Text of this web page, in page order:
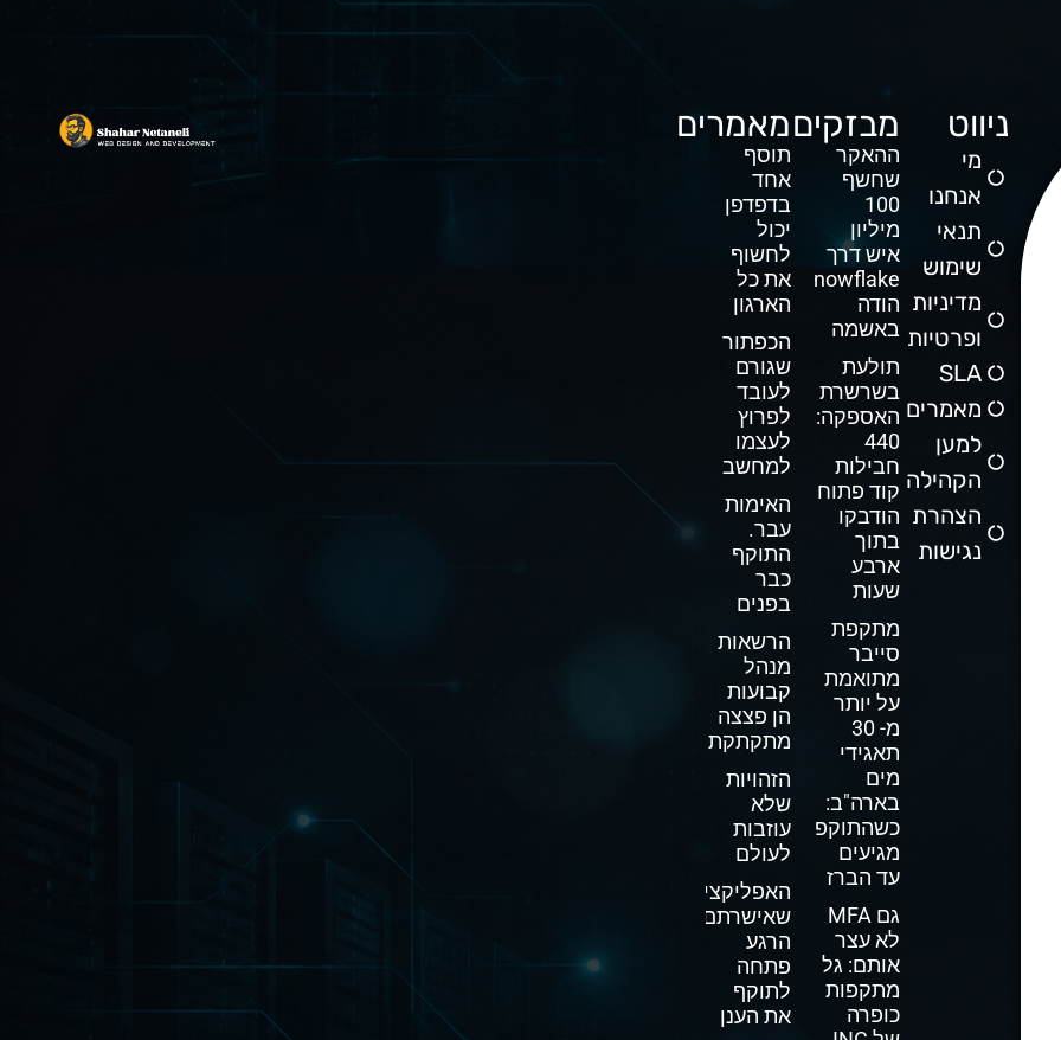
ניווט
מי
אנחנו
תנאי
שימוש
מדיניות
ופרטיות
SLA
מאמרים
למען
הקהילה
הצהרת
נגישות
מבזקים
ההאקר
שחשף
100
מיליון
איש דרך
Snowflake
הודה
באשמה
תולעת
בשרשרת
האספקה:
440
חבילות
קוד פתוח
הודבקו
בתוך
ארבע
שעות
מתקפת
סייבר
מתואמת
על יותר
מ- 30
תאגידי
מים
בארה"ב:
כשהתוקפים
מגיעים
עד הברז
גם MFA
לא עצר
אותם: גל
מתקפות
כופרה
מאמרים
תוסף
אחד
בדפדפן
יכול
לחשוף
את כל
הארגון
הכפתור
שגורם
לעובד
לפרוץ
לעצמו
למחשב
האימות
עבר.
התוקף
כבר
בפנים
הרשאות
מנהל
קבועות
הן פצצה
מתקתקת
הזהויות
שלא
עוזבות
לעולם
האפליקציה
שאישרתם
הרגע
פתחה
לתוקף
את הענן